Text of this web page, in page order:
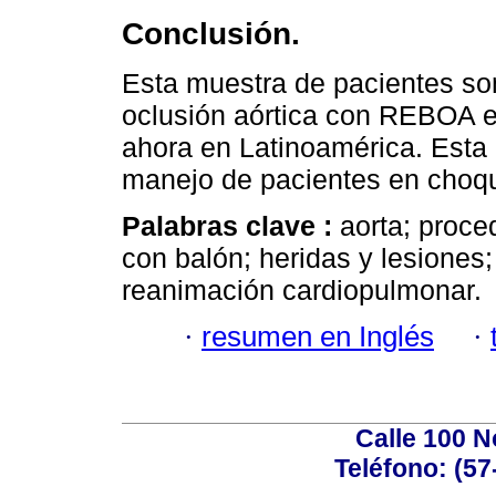
Conclusión.
Esta muestra de pacientes
oclusión aórtica con REBOA
ahora en Latinoamérica.
manejo de pacientes en
Palabras clave : aorta;
con balón; heridas y
reanimación cardiopulmonar.
· resumen en Inglés ·
Calle 100
Teléfono: